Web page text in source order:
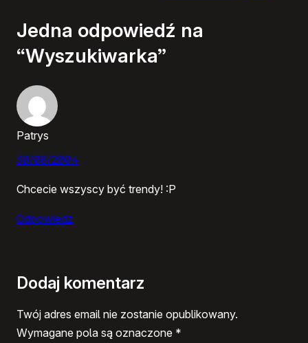
Jedna odpowiedź na
“Wyszukiwarka”
Patrys
30/08/2004
Chcecie wszyscy być trendy! :P
Odpowiedz
Dodaj komentarz
Twój adres email nie zostanie opublikowany.
Wymagane pola są oznaczone *